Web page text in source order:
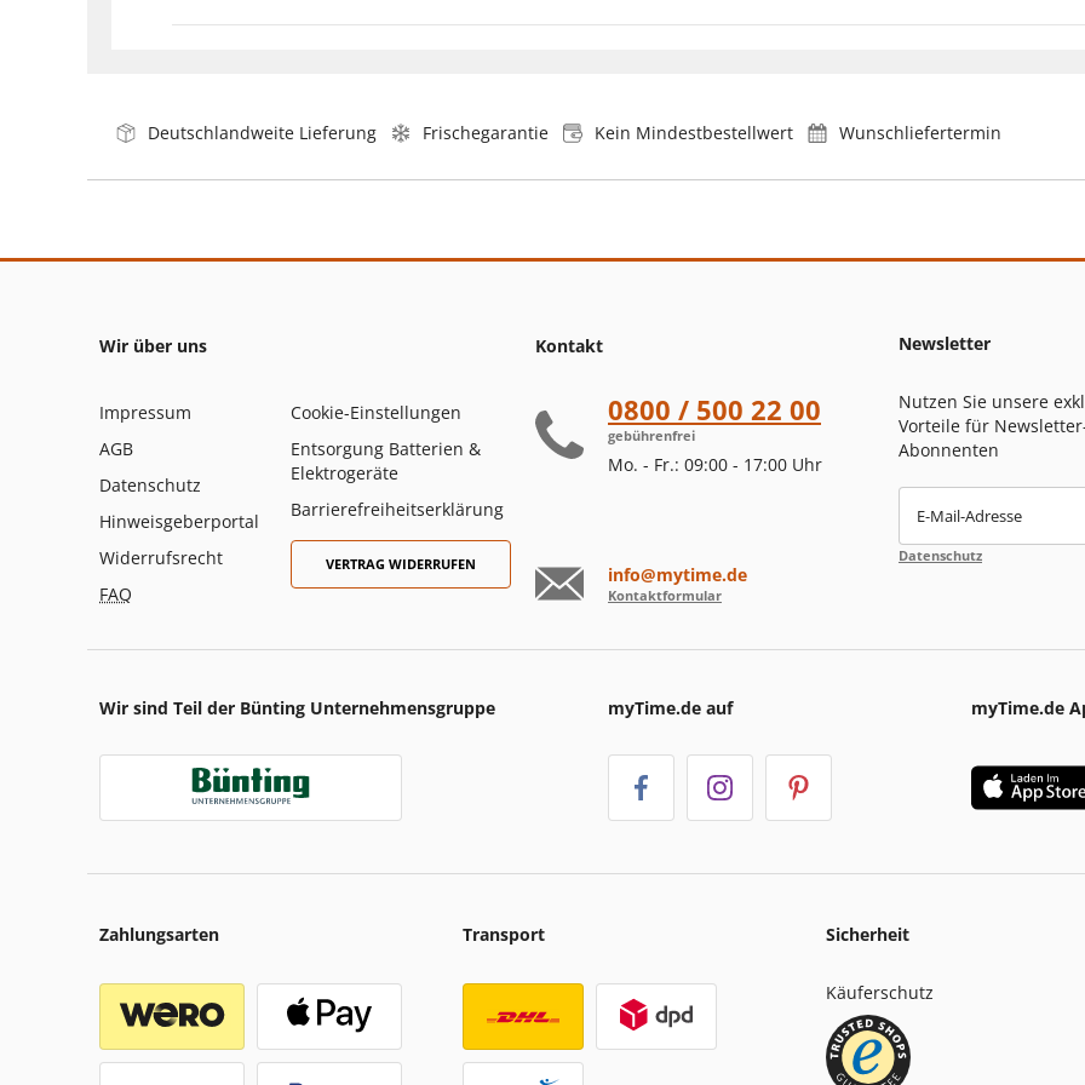
Deutschlandweite Lieferung Frischegarantie Kein Mindestbestellwert Wunschliefertermin
Wir über uns
Impressum
AGB
Datenschutz
Hinweisgeberportal
Widerrufsrecht
FAQ
Cookie-Einstellungen
Entsorgung Batterien &
Elektrogeräte
Barrierefreiheitserklärung
VERTRAG WIDERRUFEN
Kontakt
0800 / 500 22 00
gebührenfrei
Mo. - Fr.: 09:00 - 17:00 Uhr
info@mytime.de
Kontaktformular
Newsletter
Nutzen Sie unsere
Vorteile für
Abonnenten
E-Mail-Adresse
Datenschutz
Wir sind Teil der Bünting Unternehmensgruppe myTime.de auf myTime.de
Zahlungsarten Transport Sicherheit
Käuferschutz